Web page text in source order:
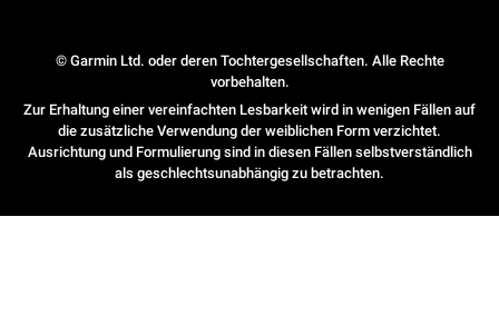
© Garmin Ltd. oder deren Tochtergesellschaften. Alle Rechte
vorbehalten.
Zur Erhaltung einer vereinfachten Lesbarkeit wird in wenigen Fällen auf
die zusätzliche Verwendung der weiblichen Form verzichtet.
Ausrichtung und Formulierung sind in diesen Fällen selbstverständlich
als geschlechtsunabhängig zu betrachten.